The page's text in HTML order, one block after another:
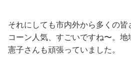
それにしても市内外から多くの皆
コーン人気、すごいですね〜。
憲子さんも頑張っていました。